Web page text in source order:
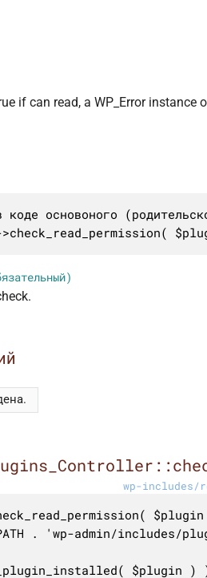
if can read, a WP_Error instance
основоного
wp-